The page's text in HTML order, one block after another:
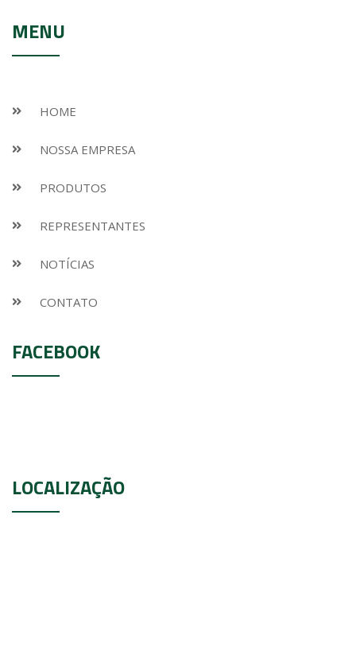
MENU
HOME
NOSSA EMPRESA
PRODUTOS
REPRESENTANTES
NOTÍCIAS
CONTATO
FACEBOOK
LOCALIZAÇÃO